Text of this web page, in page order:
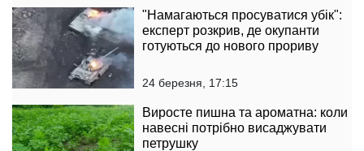
"Намагаються просуватися убік":
експерт розкрив, де окупанти
готуються до нового прориву
24 березня, 17:15
Виросте пишна та ароматна: коли
навесні потрібно висаджувати
петрушку